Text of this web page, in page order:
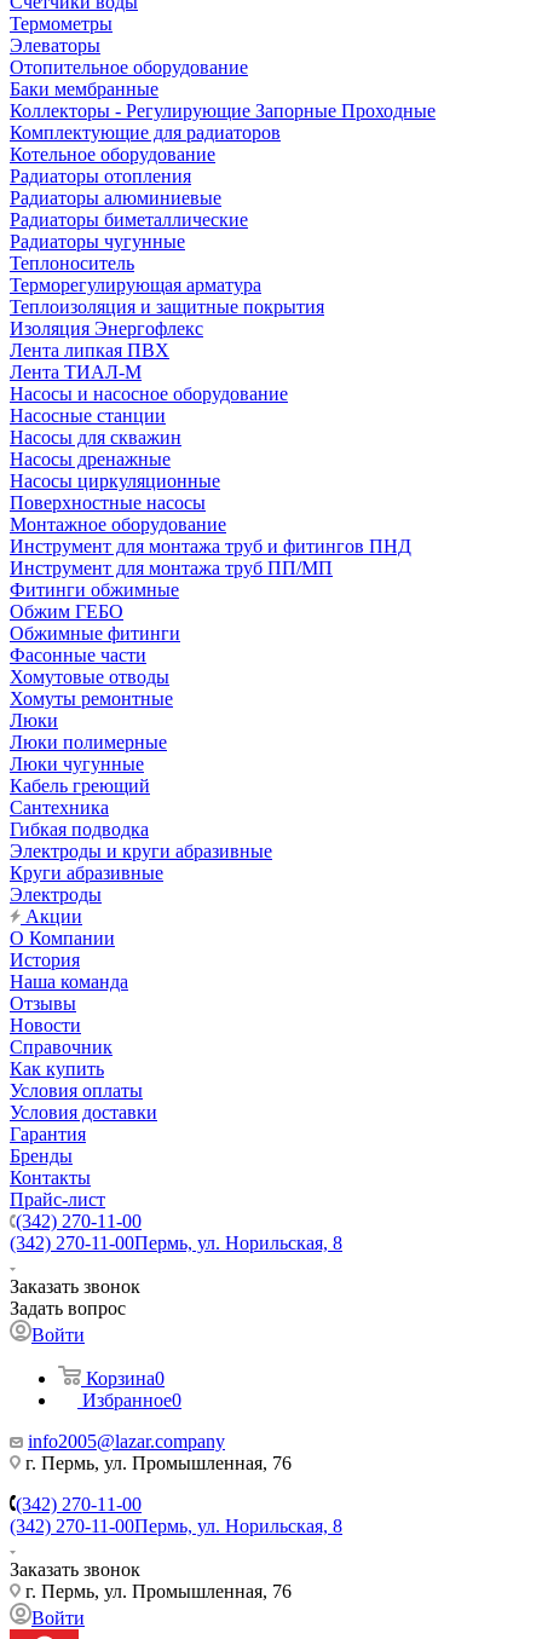
Термометры
Элеваторы
Отопительное оборудование
Баки мембранные
Коллекторы - Регулирующие Запорные Проходные
Комплектующие для радиаторов
Котельное оборудование
Радиаторы отопления
Радиаторы алюминиевые
Радиаторы биметаллические
Радиаторы чугунные
Теплоноситель
Терморегулирующая арматура
Теплоизоляция и защитные покрытия
Изоляция Энергофлекс
Лента липкая ПВХ
Лента ТИАЛ-М
Насосы и насосное оборудование
Насосные станции
Насосы для скважин
Насосы дренажные
Насосы циркуляционные
Поверхностные насосы
Монтажное оборудование
Инструмент для монтажа труб и фитингов ПНД
Инструмент для монтажа труб ПП/МП
Фитинги обжимные
Обжим ГЕБО
Обжимные фитинги
Фасонные части
Хомутовые отводы
Хомуты ремонтные
Люки
Люки полимерные
Люки чугунные
Кабель греющий
Сантехника
Гибкая подводка
Электроды и круги абразивные
Круги абразивные
Электроды
Акции
О Компании
История
Наша команда
Отзывы
Новости
Справочник
Как купить
Условия оплаты
Условия доставки
Гарантия
Бренды
Контакты
Прайс-лист
(342) 270-11-00
(342) 270-11-00Пермь, ул. Норильская, 8
Заказать звонок
Задать вопрос
Войти
Корзина0
Избранное0
info2005@lazar.company
г. Пермь, ул. Промышленная, 76
(342) 270-11-00
(342) 270-11-00Пермь, ул. Норильская, 8
Заказать звонок
г. Пермь, ул. Промышленная, 76
Войти